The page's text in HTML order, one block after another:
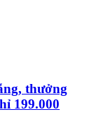
thưởng
199.000